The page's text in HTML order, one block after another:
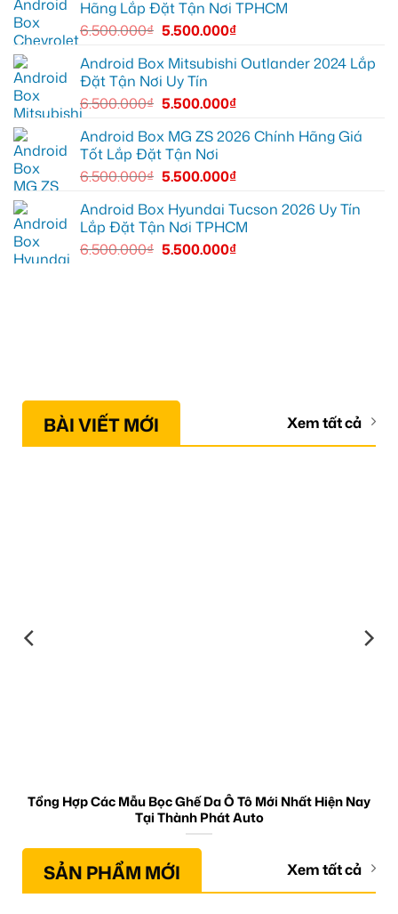
tốt
hơn
Quận
để
ghi
mọi
cung
đường
Hãng Lắp Đặt Tận Nơi TPHCM
6.500.000₫ 5.500.000₫
Android Box Mitsubishi Outlander 2024 Lắp
Đặt Tận Nơi Uy Tín
6.500.000₫ 5.500.000₫
Android Box MG ZS 2026 Chính Hãng Giá
Tốt Lắp Đặt Tận Nơi
6.500.000₫ 5.500.000₫
Android Box Hyundai Tucson 2026 Uy Tín
Lắp Đặt Tận Nơi TPHCM
6.500.000₫ 5.500.000₫
BÀI VIẾT MỚI Xem tất cả
Tổng Hợp Các Mẫu Bọc Ghế Da Ô Tô Mới Nhất Hiện Nay
Tại Thành Phát Auto
SẢN PHẨM MỚI Xem tất cả